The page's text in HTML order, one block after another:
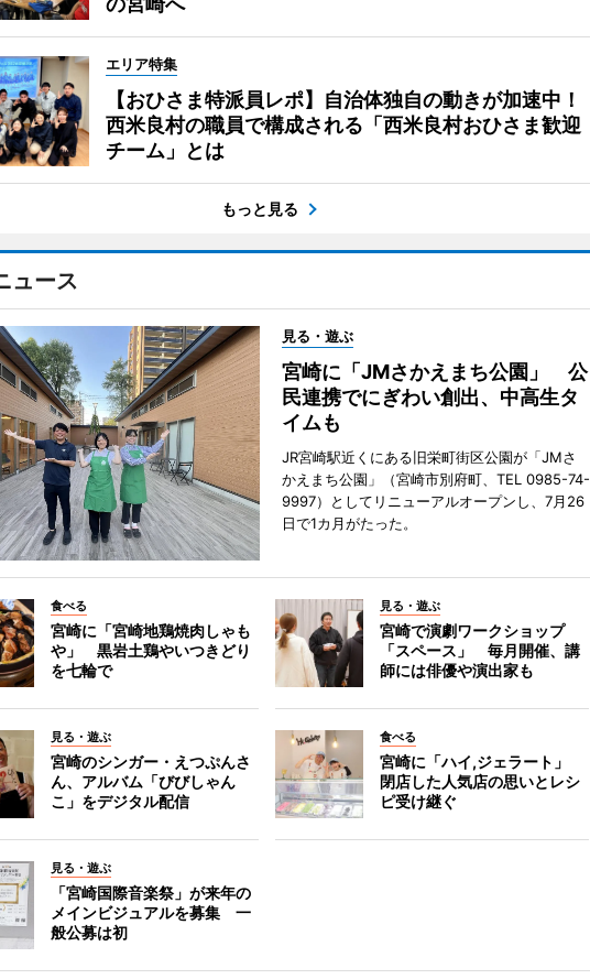
エリア特集
【おひさま特派員レポ】自治体独自の動きが加速中！
西米良村の職員で構成される「西米良村おひさま歓迎
チーム」とは
もっと見る
ュース
見る・遊ぶ
宮崎に「JMさかえまち公園」 公
民連携でにぎわい創出、中高生タ
イムも
JR宮崎駅近くにある旧栄町街区公園が「JMさ
かえまち公園」（宮崎市別府町、TEL 0985-74-
9997）としてリニューアルオープンし、7月26
日で1カ月がたった。
食べる
宮崎に「宮崎地鶏焼肉しゃも
や」 黒岩土鶏やいつきどり
を七輪で
見る・遊ぶ
宮崎で演劇ワークショップ
「スペース」 毎月開催、講
師には俳優や演出家も
見る・遊ぶ
宮崎のシンガー・えつぷんさ
ん、アルバム「びびしゃん
こ」をデジタル配信
食べる
宮崎に「ハイ,ジェラート」
閉店した人気店の思いとレシ
ピ受け継ぐ
見る・遊ぶ
「宮崎国際音楽祭」が来年の
メインビジュアルを募集 一
般公募は初